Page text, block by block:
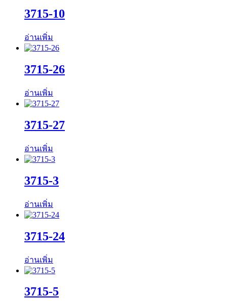
3715-10
อ่านเพิ่ม
3715-26
อ่านเพิ่ม
3715-27
อ่านเพิ่ม
3715-3
อ่านเพิ่ม
3715-24
อ่านเพิ่ม
3715-5